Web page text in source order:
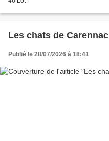
Les chats de Carennac
Publié le 28/07/2026 à 18:41